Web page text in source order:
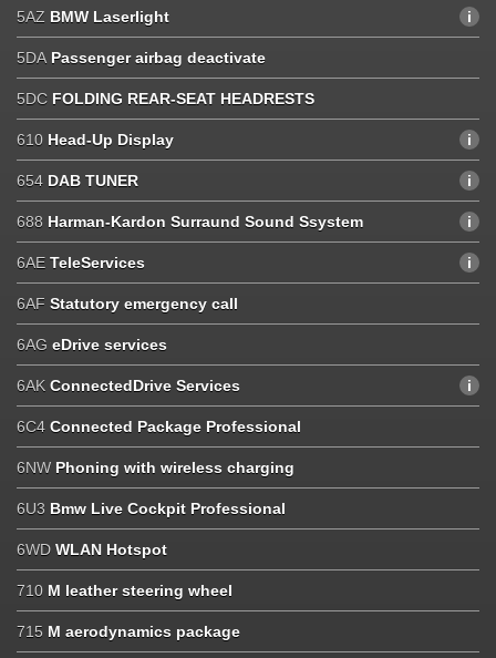
5AZ BMW Laserlight
5DA Passenger airbag deactivate
5DC FOLDING REAR-SEAT HEADRESTS
610 Head-Up Display
654 DAB TUNER
688 Harman-Kardon Surraund Sound Ssystem
6AE TeleServices
6AF Statutory emergency call
6AG eDrive services
6AK ConnectedDrive Services
6C4 Connected Package Professional
6NW Phoning with wireless charging
6U3 Bmw Live Cockpit Professional
6WD WLAN Hotspot
710 M leather steering wheel
715 M aerodynamics package